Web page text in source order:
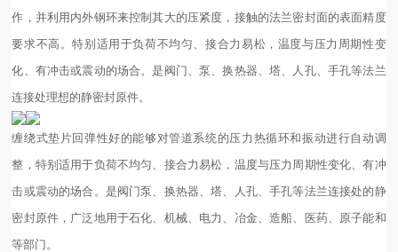
作，并利用内外钢环来控制其大的压紧度，接触的法兰密封面的表面精度
要求不高。特别适用于负荷不均匀、接合力易松，温度与压力周期性变
化、有冲击或震动的场合。是阀门、泵、换热器、塔、人孔、手孔等法兰
连接处理想的静密封原件。
缠绕式垫片回弹性好的能够对管道系统的压力热循环和振动进行自动调
整，特别适用于负荷不均匀、接合力易松，温度与压力周期性变化、有冲
击或震动的场合。是阀门泵、换热器、塔、人孔、手孔等法兰连接处的静
密封原件，广泛地用于石化、机械、电力、冶金、造船、医药、原子能和
等部门。